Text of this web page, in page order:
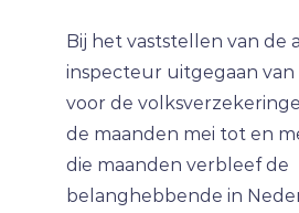
Bij het vaststellen van de
inspecteur uitgegaan
voor de
de maanden mei tot en
die maanden verbleef de
belanghebbende in